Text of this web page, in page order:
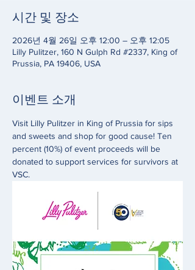
시간 및 장소
2026년 4월 26일 오후 12:00 – 오후 12:05
Lilly Pulitzer, 160 N Gulph Rd #2337, King of
Prussia, PA 19406, USA
이벤트 소개
Visit Lilly Pulitzer in King of Prussia for sips
and sweets and shop for good cause! Ten
percent (10%) of event proceeds will be
donated to support services for survivors at
VSC.